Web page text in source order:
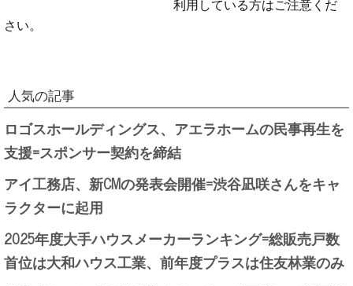
さい。
人気の記事
ロゴスホールディングス、アエラホームの民事再生を
支援=スポンサー契約を締結
アイ工務店、新CMの発表会開催=渋谷凪咲さんをキャ
ラクターに起用
2025年度大手ハウスメーカーランキング=総販売戸数
首位は大和ハウス工業、前年度プラスは住友林業のみ